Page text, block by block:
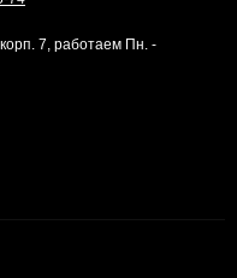
7, работаем Пн. -